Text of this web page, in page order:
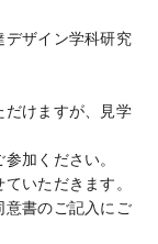
デザイン学科研究
だけますが、見学
加ください。
いただきます。
意書のご記入にご